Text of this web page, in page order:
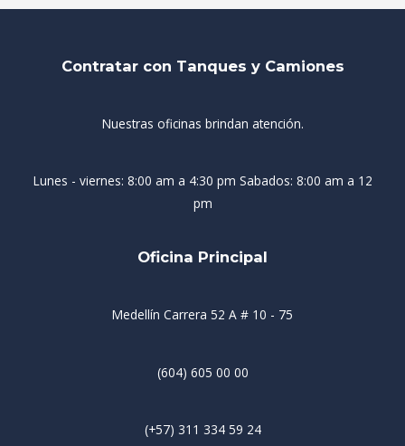
Contratar con Tanques y Camiones
Nuestras oficinas brindan atención.
Lunes - viernes: 8:00 am a 4:30 pm Sabados: 8:00 am a 12
pm
Oficina Principal
Medellín Carrera 52 A # 10 - 75
(604) 605 00 00
(+57) 311 334 59 24